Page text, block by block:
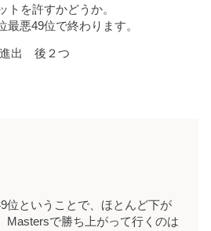
トを許すかどうか。
最悪49位で終わります。
出 後２つ
位ということで、ほとんど下が
Mastersで勝ち上がって行くのは